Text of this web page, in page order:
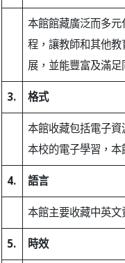
本館館藏廣泛而多
程，讓教師和其他
展，並能豐富及滿
3. 格式
本館收藏包括電子
本校的電子學習，
4. 語言
本館主要收藏中英
5. 時效